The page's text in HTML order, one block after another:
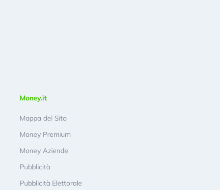
Money.it
Mappa del Sito
Money Premium
Money Aziende
Pubblicità
Pubblicità Elettorale